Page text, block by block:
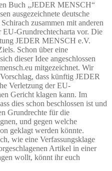
Buch „JEDER MENSCH“
ausgezeichnete deutsche
zusammen mit anderen
Grundrechtecharta vor. Die
JEDER MENSCH e.V.
Schon über eine
dieser Idee angeschlossen
mitgezeichnet. Wir
dass künftig JEDER
Verletzung der EU-
Gericht klagen kann. Im
dies schon beschlossen ist und
Grundrechte für die
und gegen welche
geklagt werden könnte.
wie eine Verfassungsklage
Artikel in einer
wollt, könnt ihr euch